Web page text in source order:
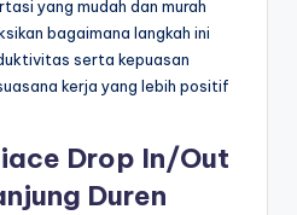
yang mudah dan murah
bagaimana langkah ini
serta kepuasan
kerja yang lebih positif
Drop In/Out
Duren